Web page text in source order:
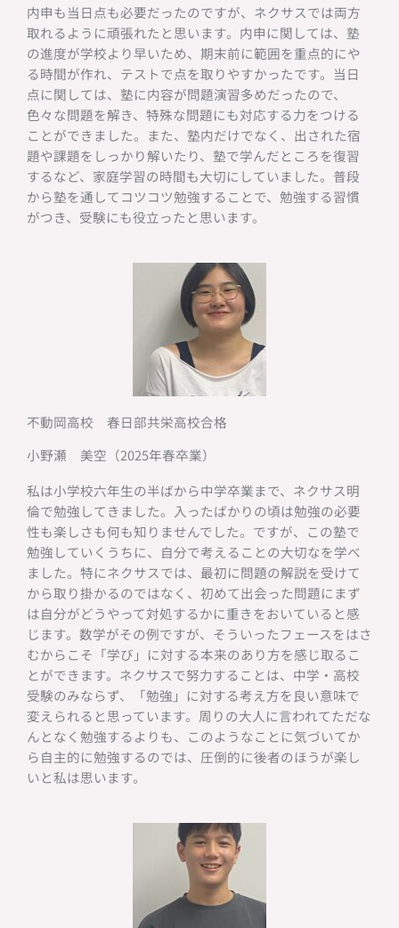
内申も当日点も必要だったのですが、ネクサスでは両方
取れるように頑張れたと思います。内申に関しては、塾
の進度が学校より早いため、期末前に範囲を重点的にや
る時間が作れ、テストで点を取りやすかったです。当日
点に関しては、塾に内容が問題演習多めだったので、
色々な問題を解き、特殊な問題にも対応する力をつける
ことができました。また、塾内だけでなく、出された宿
題や課題をしっかり解いたり、塾で学んだところを復習
するなど、家庭学習の時間も大切にしていました。普段
から塾を通してコツコツ勉強することで、勉強する習慣
がつき、受験にも役立ったと思います。
不動岡高校 春日部共栄高校合格
小野瀬 美空（2025年春卒業）
私は小学校六年生の半ばから中学卒業まで、ネクサス明
倫で勉強してきました。入ったばかりの頃は勉強の必要
性も楽しさも何も知りませんでした。ですが、この塾で
勉強していくうちに、自分で考えることの大切なを学べ
ました。特にネクサスでは、最初に問題の解説を受けて
から取り掛かるのではなく、初めて出会った問題にまず
は自分がどうやって対処するかに重きをおいていると感
じます。数学がその例ですが、そういったフェースをはさ
むからこそ「学び」に対する本来のあり方を感じ取るこ
とができます。ネクサスで努力することは、中学・高校
受験のみならず、「勉強」に対する考え方を良い意味で
変えられると思っています。周りの大人に言われてただな
んとなく勉強するよりも、このようなことに気づいてか
ら自主的に勉強するのでは、圧倒的に後者のほうが楽し
いと私は思います。